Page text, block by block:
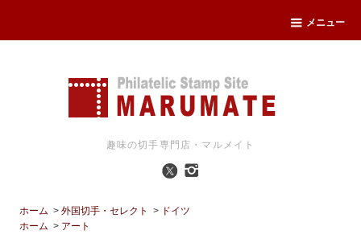
メニュー
趣味の切手専門店・マルメイト
ホーム >外国切手・セレクト > ドイツ
ホーム > アート